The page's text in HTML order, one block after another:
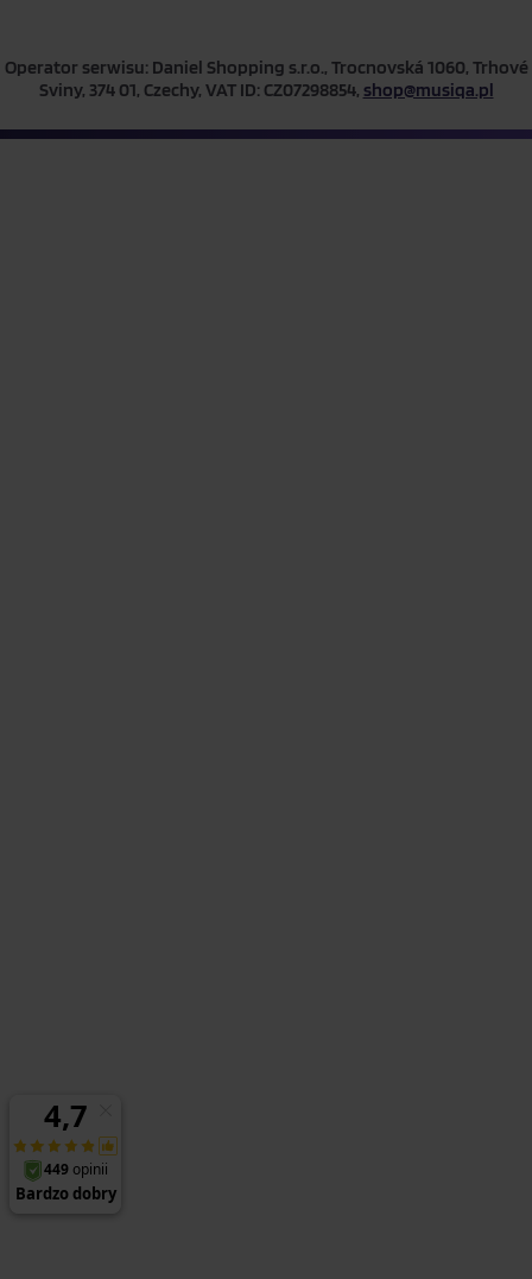
Operator serwisu: Daniel Shopping s.r.o., Trocnovská 1060, Trhové
Sviny, 374 01, Czechy, VAT ID: CZ07298854, shop@musiqa.pl